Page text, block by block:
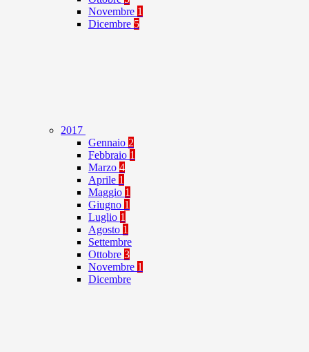
Novembre 1
Dicembre 5
2017
Gennaio 2
Febbraio 1
Marzo 4
Aprile 1
Maggio 1
Giugno 1
Luglio 1
Agosto 1
Settembre
Ottobre 3
Novembre 1
Dicembre